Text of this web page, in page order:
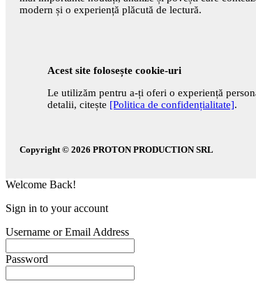
modern și o experiență plăcută de lectură.
Acest site folosește cookie-uri
Le utilizăm pentru a-ți oferi o experiență
detalii, citește [Politica de confidențialitate].
Copyright © 2026 PROTON PRODUCTION SRL
Welcome Back!
Sign in to your account
Username or Email Address
Password